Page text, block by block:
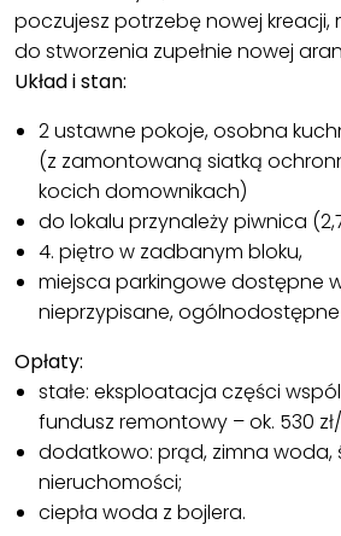
poczujesz potrzebę nowej
do stworzenia zupełnie nowej
Układ i stan:
2 ustawne pokoje, osobna
(z zamontowaną siatką
kocich domownikach)
do lokalu przynależy piwnica
4. piętro w zadbanym bloku,
miejsca parkingowe dostępne
nieprzypisane,
Opłaty:
stałe: eksploatacja części
fundusz remontowy – ok. 530
dodatkowo: prąd, zimna woda,
nieruchomości;
ciepła woda z bojlera.